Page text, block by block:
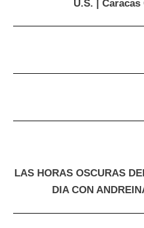
U.S. |
LAS HORAS OSCURAS
DIA CON